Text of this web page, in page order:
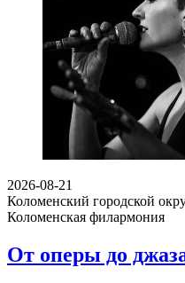
2026-08-21
Коломенский городской
Коломенская филармония
От оперы до